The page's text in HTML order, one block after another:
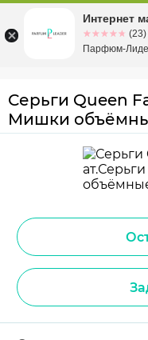
Омск
Серьги Queen
Мишки
Интернет
☆☆☆☆☆
★★★★★ (23)
Парфюм-